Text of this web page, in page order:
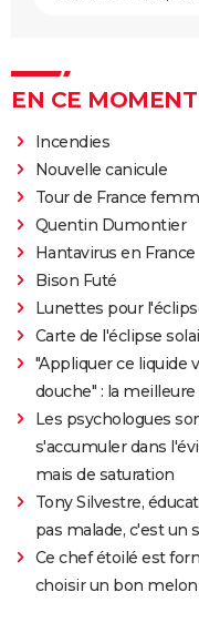
EN CE MOMENT
Incendies
Nouvelle canicule
Tour de France
Quentin Dumontier
Hantavirus en France
Bison Futé
Lunettes pour
Carte de l'éclipse
"Appliquer ce liquide
douche" : la
Les psychologues
s'accumuler dans
mais de saturation
Tony Silvestre,
pas malade, c'est un
Ce chef étoilé est
choisir un bon melon